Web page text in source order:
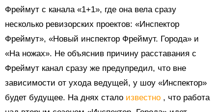
Фреймут с канала «1+1», где она вела сразу
несколько ревизорских проектов: «Инспектор
Фреймут», «Новый инспектор Фреймут. Города» и
«На ножах». Не объяснив причину расставания с
Фреймут канал сразу же предупредил, что вне
зависимости от ухода ведущей, у шоу «Инспектор»
будет будущее. На днях стало известно , что работа